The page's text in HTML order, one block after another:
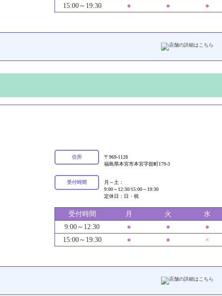
15:00～19:30
● ● ●
住所
〒969-1128
福島県本宮市本宮字舘町179-3
受付時間
月～土：
9:00～12:30/15:00～19:30
定休日：日・祝
受付時間 月 火 水
9:00～12:30
● ● ●
15:00～19:30
● ● ×